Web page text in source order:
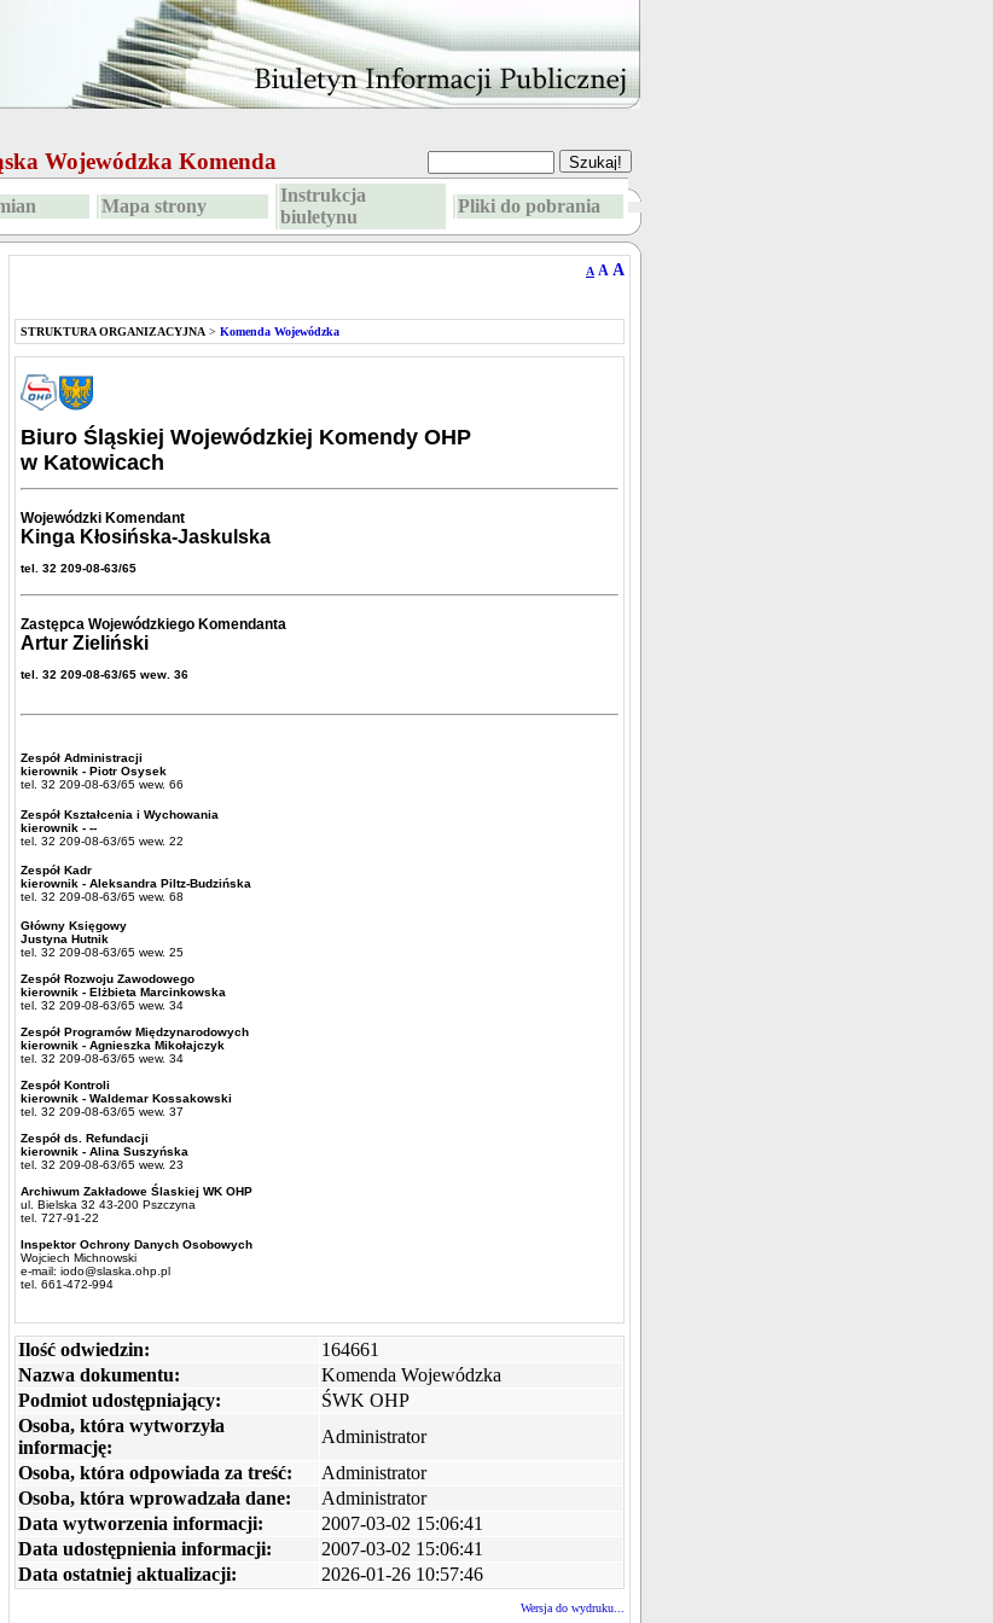
Wojewódzka Komenda
Mapa strony
Instrukcja
biuletynu
Pliki do pobrania
A A A
STRUKTURA ORGANIZACYJNA > Komenda Wojewódzka
Biuro Śląskiej Wojewódzkiej Komendy OHP
w Katowicach
Wojewódzki Komendant
Kinga Kłosińska-Jaskulska
tel. 32 209-08-63/65
Zastępca Wojewódzkiego Komendanta
Artur Zieliński
tel. 32 209-08-63/65 wew. 36
Zespół Administracji
kierownik - Piotr Osysek
tel. 32 209-08-63/65 wew. 66
Zespół Kształcenia i Wychowania
kierownik - --
tel. 32 209-08-63/65 wew. 22
Zespół Kadr
kierownik - Aleksandra Piltz-Budzińska
tel. 32 209-08-63/65 wew. 68
Główny Księgowy
Justyna Hutnik
tel. 32 209-08-63/65 wew. 25
Zespół Rozwoju Zawodowego
kierownik - Elżbieta Marcinkowska
tel. 32 209-08-63/65 wew. 34
Zespół Programów Międzynarodowych
kierownik - Agnieszka Mikołajczyk
tel. 32 209-08-63/65 wew. 34
Zespół Kontroli
kierownik - Waldemar Kossakowski
tel. 32 209-08-63/65 wew. 37
Zespół ds. Refundacji
kierownik - Alina Suszyńska
tel. 32 209-08-63/65 wew. 23
Archiwum Zakładowe Ślaskiej WK OHP
ul. Bielska 32 43-200 Pszczyna
tel. 727-91-22
Inspektor Ochrony Danych Osobowych
Wojciech Michnowski
e-mail: iodo@slaska.ohp.pl
tel. 661-472-994
Ilość odwiedzin:
164661
Nazwa dokumentu:
Komenda Wojewódzka
Podmiot udostępniający:
ŚWK OHP
Osoba, która wytworzyła
informację:
Administrator
Osoba, która odpowiada za treść:
Administrator
Osoba, która wprowadzała dane:
Administrator
Data wytworzenia informacji:
2007-03-02 15:06:41
Data udostępnienia informacji:
2007-03-02 15:06:41
Data ostatniej aktualizacji:
2026-01-26 10:57:46
Wersja do wydruku...